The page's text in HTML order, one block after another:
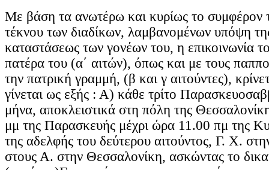
Με βάση τα ανωτέρω και κυρίως το συμφέρον
τέκνου των διαδίκων, λαμβανομένων υπόψη
καταστάσεως των γονέων του, η επικοινωνία
πατέρα του (α΄ αιτών), όπως και με τους
την πατρική γραμμή, (β και γ αιτούντες),
γίνεται ως εξής : Α) κάθε τρίτο
μήνα, αποκλειστικά στη πόλη της
μμ της Παρασκευής μέχρι ώρα 11.00 πμ της
της αδελφής του δεύτερου αιτούντος, Γ. Χ.
στους Α. στην Θεσσαλονίκη, ασκώντας το